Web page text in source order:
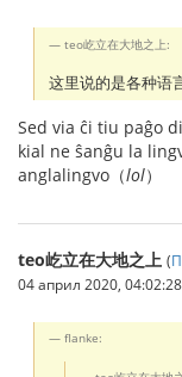
teo屹立在大地之上:
这里说的是各种语
Sed via ĉi tiu paĝo
kial ne ŝanĝu la
anglalingvo（lol）
teo屹立在大地之上 (
04 април 2020, 04:02:28
flanke: